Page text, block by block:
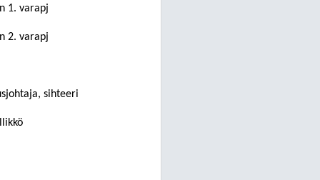
1. varapj
2. varapj
sihteeri